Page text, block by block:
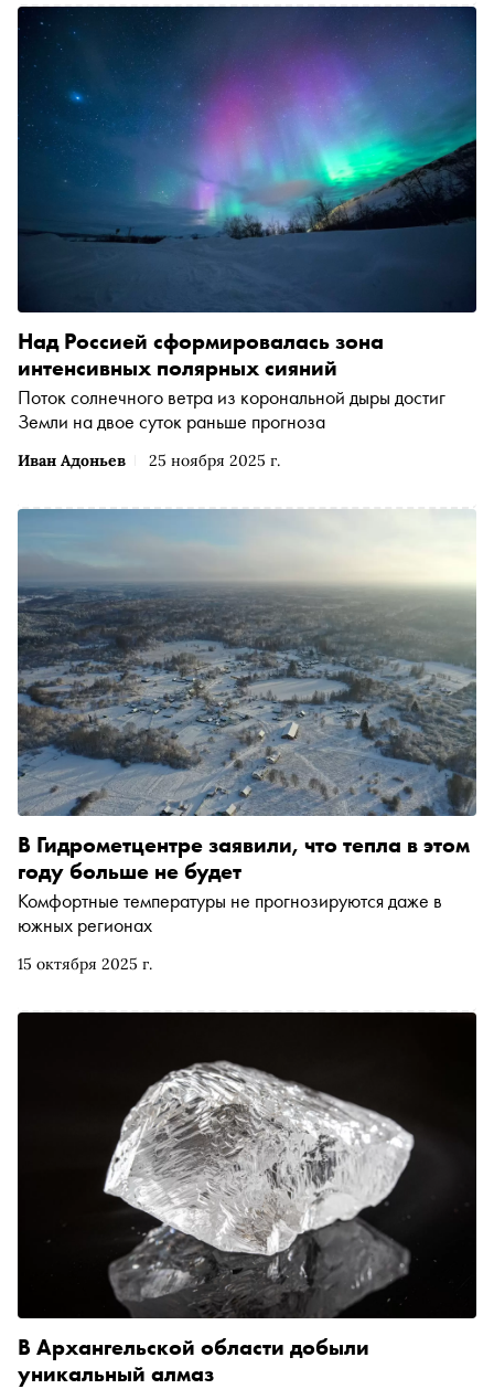
Иван Адоньев 25 ноября 2025 г.
Над Россией сформировалась зона
интенсивных полярных сияний
Поток солнечного ветра из корональной дыры достиг
Земли на двое суток раньше прогноза
15 октября 2025 г.
В Гидрометцентре заявили, что тепла в этом
году больше не будет
Комфортные температуры не прогнозируются даже в
южных регионах
В Архангельской области добыли
уникальный алмаз